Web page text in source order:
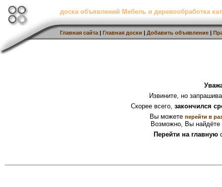
доска объявлений Мебель и деревообработка
Главная сайта | Главная доски | Добавить объявление |
Извините, но
Скорее всего, закончился
Вы можете перейти в
Возможно, Вы найдёте
Перейти на главную